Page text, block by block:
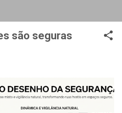
são seguras